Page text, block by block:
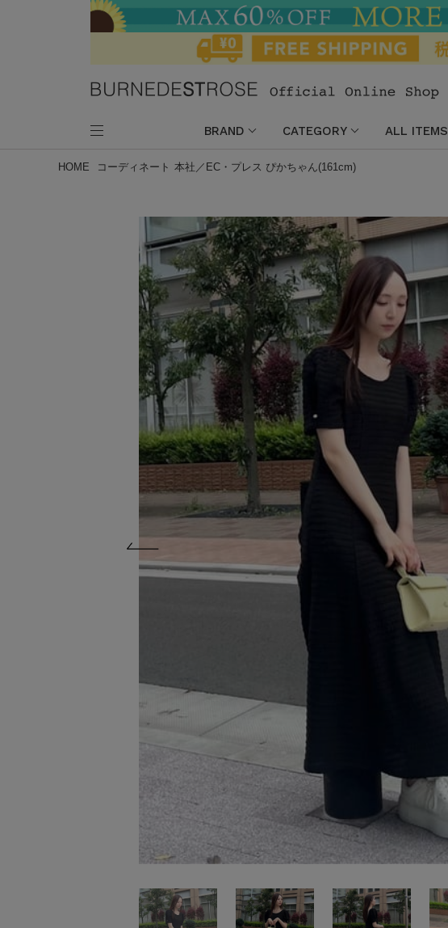
BRAND CATEGORY ALL ITEMS
HOME コーディネート 本社／EC・プレス ぴかちゃん(161cm)